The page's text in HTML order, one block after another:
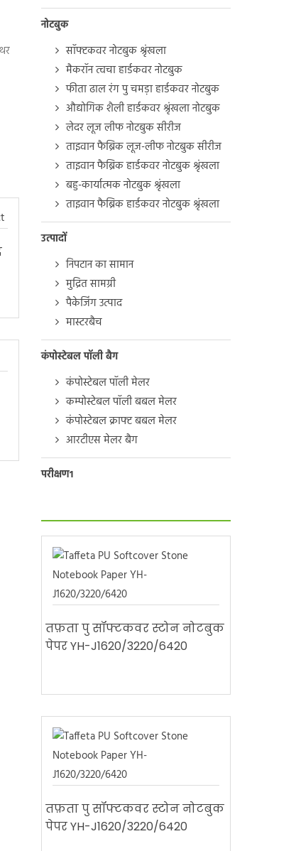
नोटबुक
सॉफ्टकवर नोटबुक श्रृंखला
मैकरॉन त्वचा हार्डकवर नोटबुक
फीता ढाल रंग पु चमड़ा हार्डकवर नोटबुक
औद्योगिक शैली हार्डकवर श्रृंखला नोटबुक
लेदर लूज लीफ नोटबुक सीरीज
ताइवान फैब्रिक लूज-लीफ नोटबुक सीरीज
ताइवान फैब्रिक हार्डकवर नोटबुक श्रृंखला
बहु-कार्यात्मक नोटबुक श्रृंखला
ताइवान फैब्रिक हार्डकवर नोटबुक श्रृंखला
उत्पादों
निपटान का सामान
मुद्रित सामग्री
पैकेजिंग उत्पाद
मास्टरबैच
कंपोस्टेबल पॉली बैग
कंपोस्टेबल पॉली मेलर
कम्पोस्टेबल पॉली बबल मेलर
कंपोस्टेबल क्राफ्ट बबल मेलर
आरटीएस मेलर बैग
परीक्षण1
तफ़ता पु सॉफ्टकवर स्टोन नोटबुक
पेपर YH-J1620/3220/6420
तफ़ता पु सॉफ्टकवर स्टोन नोटबुक
पेपर YH-J1620/3220/6420